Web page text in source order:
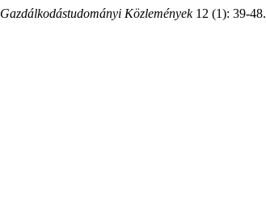
Gazdálkodástudományi Közlemények12 (1): 39-48.